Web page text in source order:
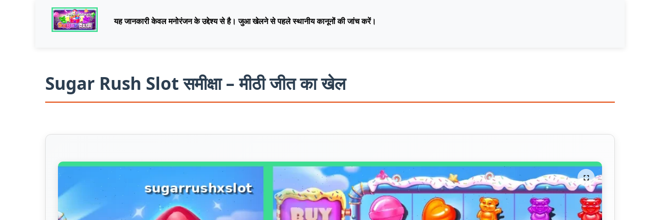
यह जानकारी केवल मनोरंजन के उद्देश्य से है। जुआ खेलने से पहले स्थानीय कानूनों की जांच करें।
Sugar Rush Slot समीक्षा – मीठी जीत का खेल
ऑनलाइन खेलें